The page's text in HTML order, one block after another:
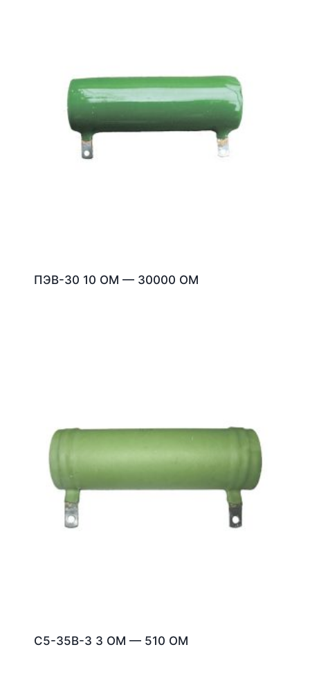
ПЭВ-30 10 ОМ — 30000 ОМ
С5-35В-3 3 ОМ — 510 ОМ